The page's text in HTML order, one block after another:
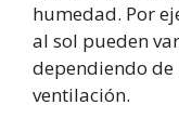
humedad. Por
al sol pueden
dependiendo
ventilación.